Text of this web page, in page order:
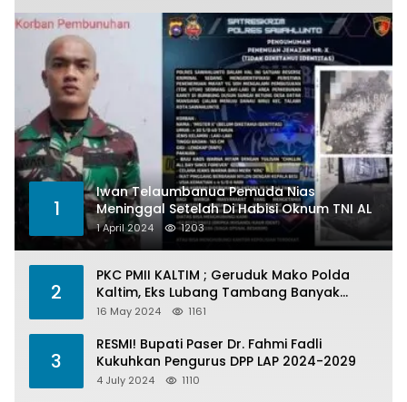
1
Iwan Telaumbanua Pemuda Nias
Meninggal Setelah Di Habisi Oknum TNI AL
1 April 2024 1203
2
PKC PMII KALTIM ; Geruduk Mako Polda
Kaltim, Eks Lubang Tambang Banyak
Menelan Korban
16 May 2024 1161
3
RESMI! Bupati Paser Dr. Fahmi Fadli
Kukuhkan Pengurus DPP LAP 2024-2029
4 July 2024 1110